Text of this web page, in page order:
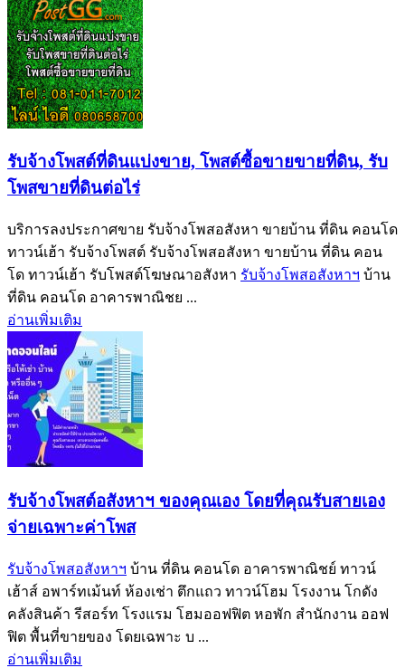
รับจ้างโพสต์ที่ดินแบ่งขาย, โพสต์ซื้อขายขายที่ดิน, รับ
โพสขายที่ดินต่อไร่
บริการลงประกาศขาย รับจ้างโพสอสังหา ขายบ้าน ที่ดิน คอนโด
ทาวน์เฮ้า รับจ้างโพสต์ รับจ้างโพสอสังหา ขายบ้าน ที่ดิน คอน
โด ทาวน์เฮ้า รับโพสต์โฆษณาอสังหา รับจ้างโพสอสังหาฯ บ้าน
ที่ดิน คอนโด อาคารพาณิชย ...
อ่านเพิ่มเติม
รับจ้างโพสต์อสังหาฯ ของคุณเอง โดยที่คุณรับสายเอง
จ่ายเฉพาะค่าโพส
รับจ้างโพสอสังหาฯ บ้าน ที่ดิน คอนโด อาคารพาณิชย์ ทาวน์
เฮ้าส์ อพาร์ทเม้นท์ ห้องเช่า ตึกแถว ทาวน์โฮม โรงงาน โกดัง
คลังสินค้า รีสอร์ท โรงแรม โฮมออฟฟิต หอพัก สำนักงาน ออฟ
ฟิต พื้นที่ขายของ โดยเฉพาะ บ ...
อ่านเพิ่มเติม